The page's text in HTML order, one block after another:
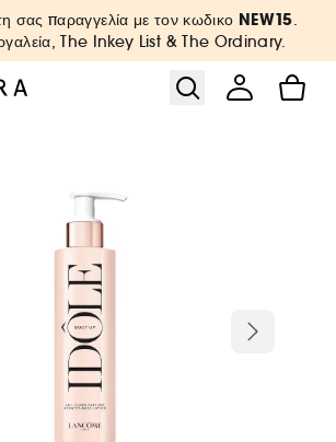
περιεχόμενο
σας παραγγελία με τον κωδικο NEW15.
The Inkey List & The Ordinary.